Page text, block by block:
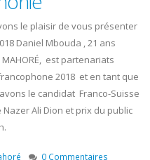
le plaisir de vous présenter
Daniel Mbouda , 21 ans
MAHORÉ, est partenariats
2018 et en tant que
le candidat Franco-Suisse
Ali Dion et prix du public